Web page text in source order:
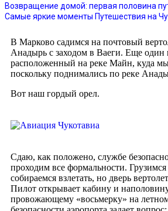
Возвращение домой: первая половина
Самые яркие моменты Путешествия на
В Марково садимся на почтовый
Анадырь с заходом в Ваеги. Еще один
расположенный на реке Майн, куда
поскольку поднимались по реке
Вот наш гордый орел.
Сдаю, как положено, службе
проходим все формальности. Грузимся
собираемся взлетать, но дверь
Пилот открывает кабину и
провожающему «восьмерку» на